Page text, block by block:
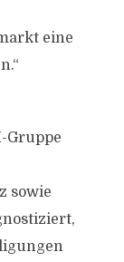
eine
Gruppe
sowie